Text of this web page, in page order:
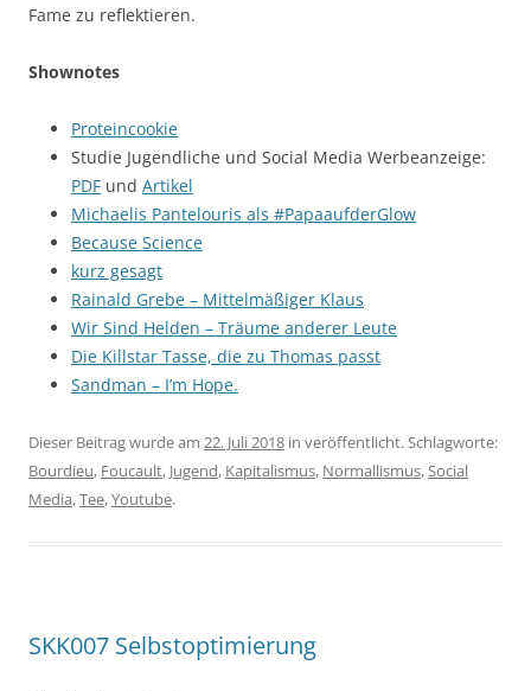
Fame zu reflektieren.
Shownotes
Proteincookie
Studie Jugendliche und Social Media Werbeanzeige:
PDF und Artikel
Michaelis Pantelouris als #PapaaufderGlow
Because Science
kurz gesagt
Rainald Grebe – Mittelmäßiger Klaus
Wir Sind Helden – Träume anderer Leute
Die Killstar Tasse, die zu Thomas passt
Sandman – I’m Hope.
Dieser Beitrag wurde am 22. Juli 2018 in veröffentlicht. Schlagworte:
Bourdieu, Foucault, Jugend, Kapitalismus, Normallismus,Social
Media,Tee,Youtube.
SKK007 Selbstoptimierung